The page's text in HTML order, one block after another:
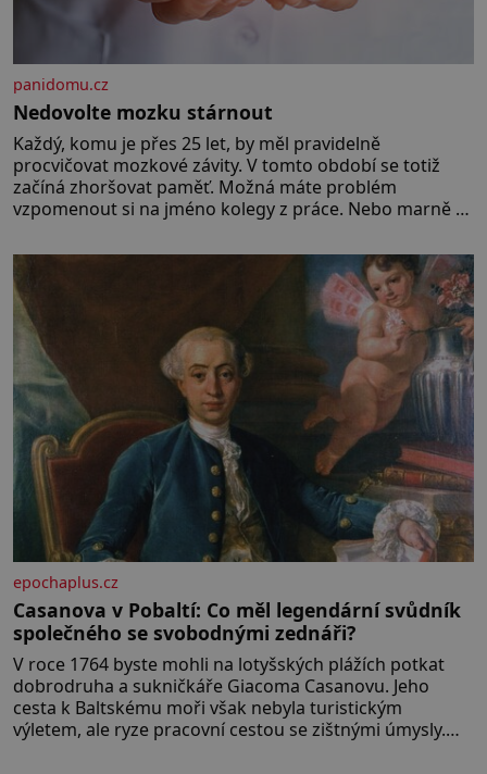
panidomu.cz
Nedovolte mozku stárnout
Každý, komu je přes 25 let, by měl pravidelně
procvičovat mozkové závity. V tomto období se totiž
začíná zhoršovat paměť. Možná máte problém
vzpomenout si na jméno kolegy z práce. Nebo marně v
Je to opravdu tak, s věkem jako kdyby se paměť
rozhodla stávkovat. Cvičte
epochaplus.cz
Casanova v Pobaltí: Co měl legendární svůdník
společného se svobodnými zednáři?
V roce 1764 byste mohli na lotyšských plážích potkat
dobrodruha a sukničkáře Giacoma Casanovu. Jeho
cesta k Baltskému moři však nebyla turistickým
výletem, ale ryze pracovní cestou se zištnými úmysly.